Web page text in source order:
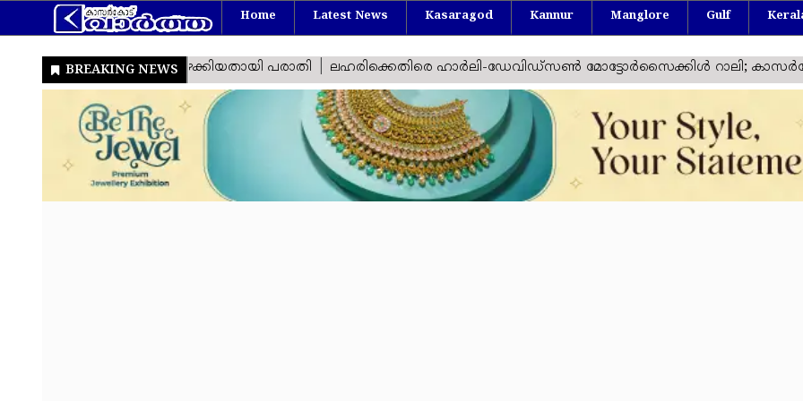
Home Latest News Kasaragod Kannur Manglore Gulf